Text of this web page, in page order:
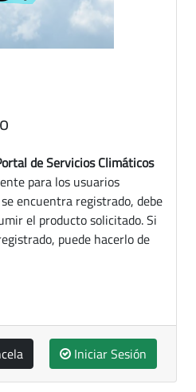
de Servicios Climáticos
para los usuarios
encuentra registrado, debe
el producto solicitado. Si
puede hacerlo de
Iniciar Sesión